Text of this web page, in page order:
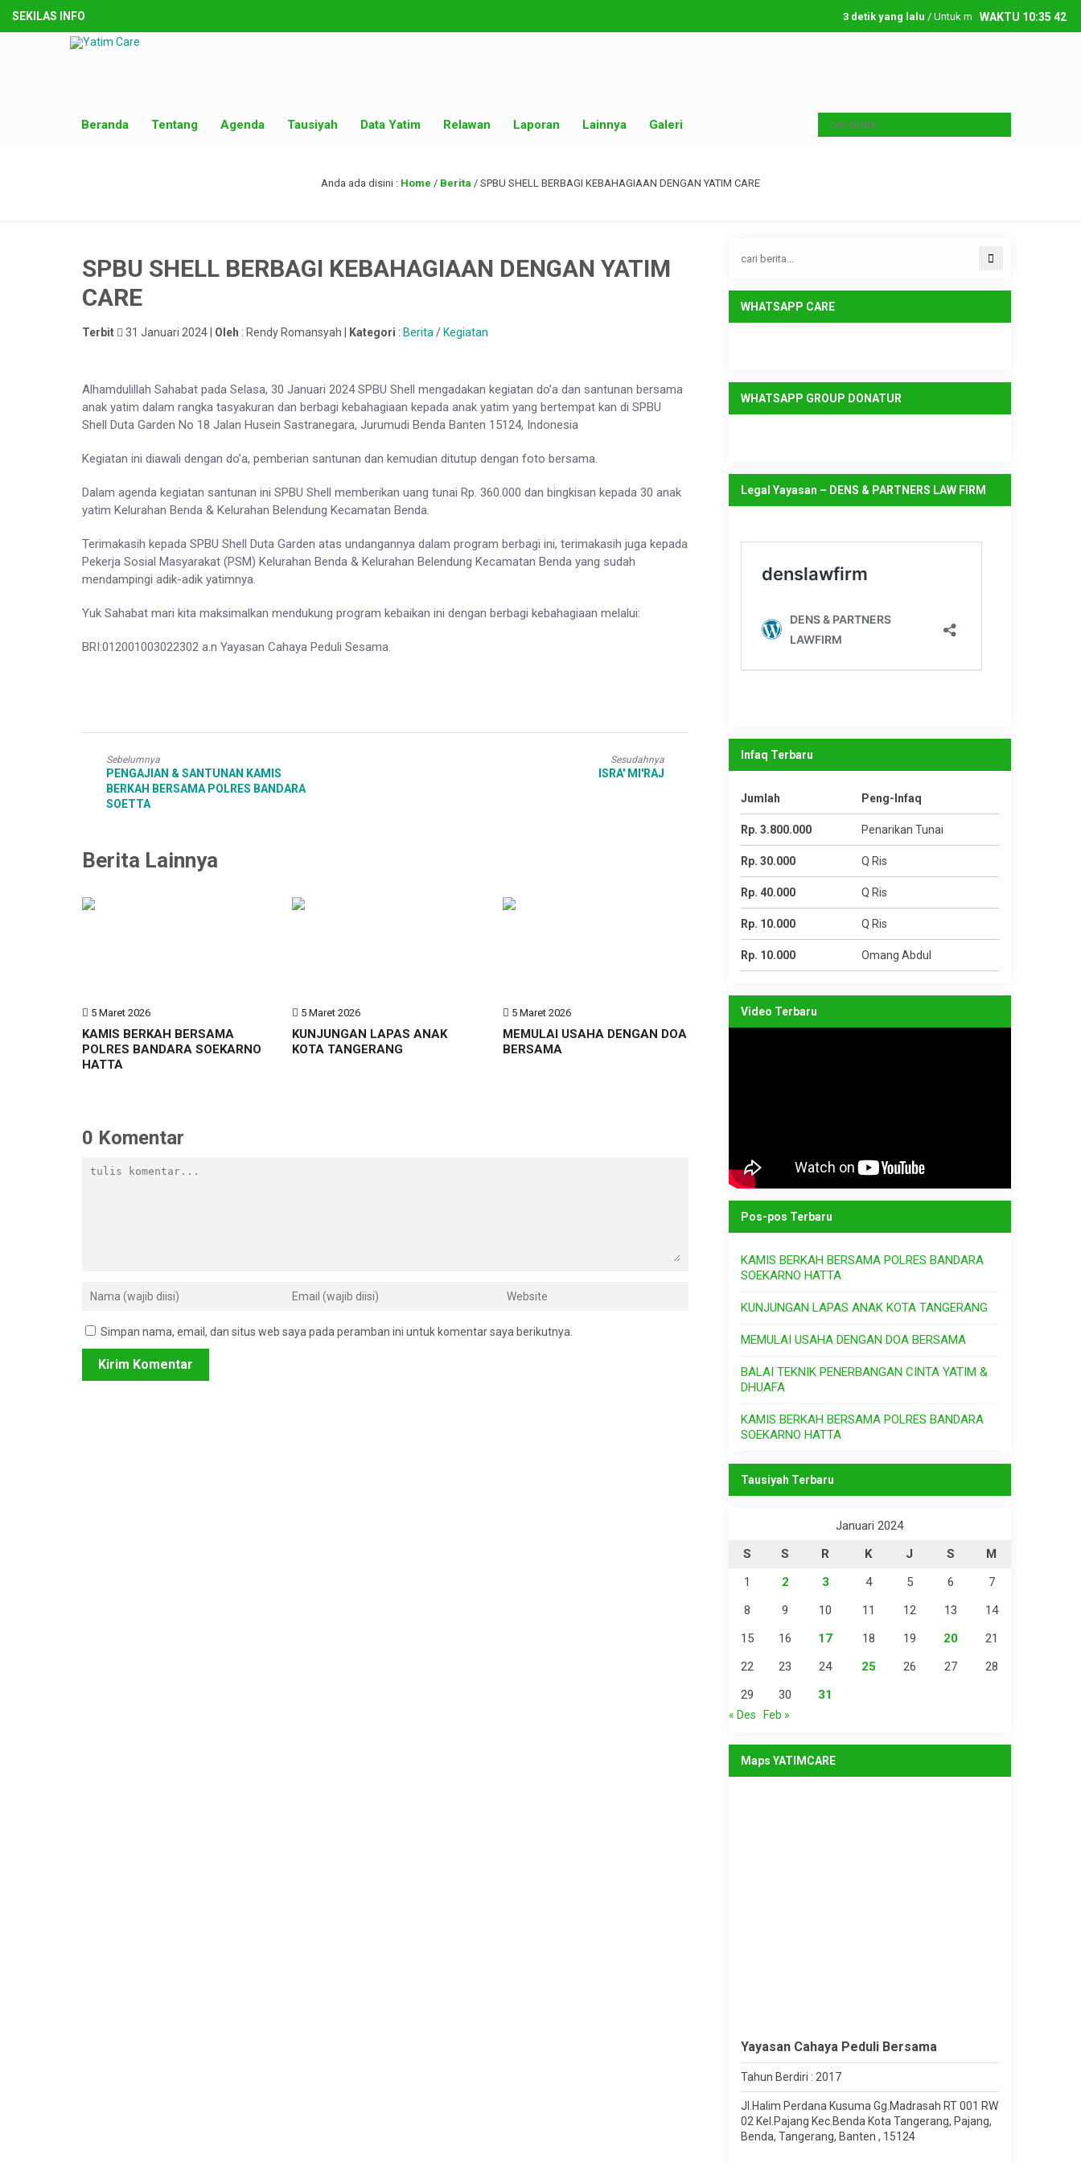
SEKILAS INFO 3 detik yang lalu/ Untuk menambahkan running text
WAKTU 10:35 43
Beranda Tentang Agenda Tausiyah Data Yatim Relawan Laporan Lainnya Galeri
Anda ada disini : Home / Berita / SPBU SHELL BERBAGI KEBAHAGIAAN DENGAN YATIM CARE
SPBU SHELL BERBAGI KEBAHAGIAAN DENGAN YATIM
CARE
Terbit 31 Januari 2024 | Oleh : Rendy Romansyah | Kategori : Berita / Kegiatan
Alhamdulillah Sahabat pada Selasa, 30 Januari 2024 SPBU Shell mengadakan kegiatan do’a dan santunan bersama
anak yatim dalam rangka tasyakuran dan berbagi kebahagiaan kepada anak yatim yang bertempat kan di SPBU
Shell Duta Garden No 18 Jalan Husein Sastranegara, Jurumudi Benda Banten 15124, Indonesia
Kegiatan ini diawali dengan do’a, pemberian santunan dan kemudian ditutup dengan foto bersama.
Dalam agenda kegiatan santunan ini SPBU Shell memberikan uang tunai Rp. 360.000 dan bingkisan kepada 30 anak
yatim Kelurahan Benda & Kelurahan Belendung Kecamatan Benda.
Terimakasih kepada SPBU Shell Duta Garden atas undangannya dalam program berbagi ini, terimakasih juga kepada
Pekerja Sosial Masyarakat (PSM) Kelurahan Benda & Kelurahan Belendung Kecamatan Benda yang sudah
mendampingi adik-adik yatimnya.
Yuk Sahabat mari kita maksimalkan mendukung program kebaikan ini dengan berbagi kebahagiaan melalui:
BRI:012001003022302 a.n Yayasan Cahaya Peduli Sesama.
Sebelumnya
PENGAJIAN & SANTUNAN KAMIS
BERKAH BERSAMA POLRES BANDARA
SOETTA
Sesudahnya
ISRA' MI'RAJ
Berita Lainnya
5 Maret 2026
KAMIS BERKAH BERSAMA
POLRES BANDARA SOEKARNO
HATTA
5 Maret 2026
KUNJUNGAN LAPAS ANAK
KOTA TANGERANG
5 Maret 2026
MEMULAI USAHA DENGAN DOA
BERSAMA
0 Komentar
Simpan nama, email, dan situs web saya pada peramban ini untuk komentar saya berikutnya.
WHATSAPP CARE
WHATSAPP GROUP DONATUR
Legal Yayasan – DENS & PARTNERS LAW FIRM
Infaq Terbaru
Jumlah Peng-Infaq
Rp. 3.800.000 Penarikan Tunai
Rp. 30.000 Q Ris
Rp. 40.000 Q Ris
Rp. 10.000 Q Ris
Rp. 10.000 Omang Abdul
Video Terbaru
Pos-pos Terbaru
KAMIS BERKAH BERSAMA POLRES BANDARA
SOEKARNO HATTA
KUNJUNGAN LAPAS ANAK KOTA TANGERANG
MEMULAI USAHA DENGAN DOA BERSAMA
BALAI TEKNIK PENERBANGAN CINTA YATIM &
DHUAFA
KAMIS BERKAH BERSAMA POLRES BANDARA
SOEKARNO HATTA
Tausiyah Terbaru
Januari 2024
S
S R K J S
M
1
2 3 4 5 6
7
8
9 10 11 12 13
14
15
16 17 18 19 20
21
22
23 24 25 26 27
28
29
30 31
« Des Feb »
Maps YATIMCARE
Yayasan Cahaya Peduli Bersama
Tahun Berdiri : 2017
Jl.Halim Perdana Kusuma Gg.Madrasah RT 001 RW
02 Kel.Pajang Kec.Benda Kota Tangerang, Pajang,
Benda, Tangerang, Banten , 15124